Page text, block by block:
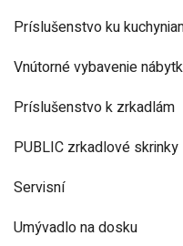
Príslušenstvo ku
Vnútorné vybavenie
Príslušenstvo k zrkadlám
PUBLIC zrkadlové skrinky
Servisní
Umývadlo na dosku